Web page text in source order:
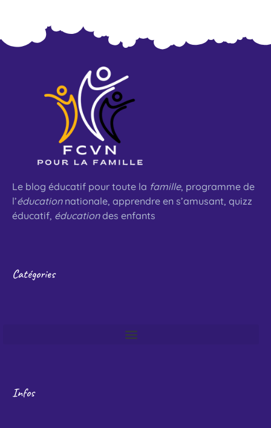
Le blog éducatif pour toute la famille, programme de
l’éducationnationale, apprendre en s’amusant, quizz
éducatif, éducationdes enfants
Catégories
Infos